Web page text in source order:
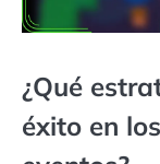
¿Qué
éxito en